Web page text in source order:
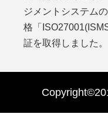
ジメントシステム
格「
証を取得しました。